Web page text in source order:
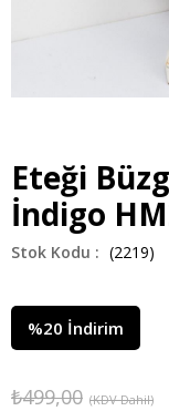
Eteği
İndigo
(2219)
%20 İndirim
₺499,00 (KDV Dahil)